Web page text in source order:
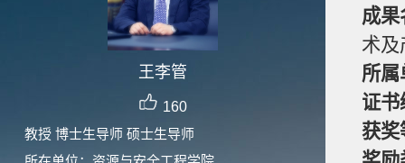
王李管
160
教授 博士生导师 硕士生导师
成果
术及
所属
证书
获奖